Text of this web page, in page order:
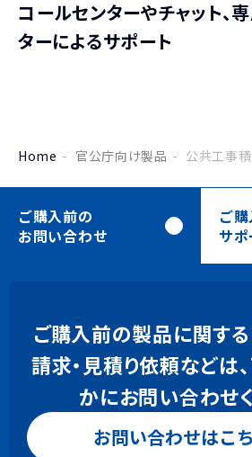
コールセンターやチャット、
ターによるサポート
Home 官公庁向け製品 公共工事
ご購入前の
お問い合わせ
ご購入前の製品に関す
請求・見積り依頼などは
かにお問い合わせ
お問い合わせはこ
ご
サポ
お問い合わせはこ